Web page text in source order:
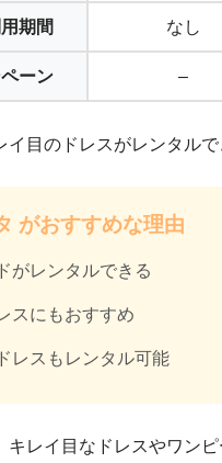
期間 なし
ーン –
イ目のドレスがレンタルで
がおすすめな理由
がレンタルできる
スにもおすすめ
レスもレンタル可能
キレイ目なドレスやワン